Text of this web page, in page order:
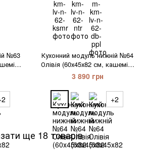
№63
Кухонний модуль нижній №64
Олівія (60х45х82 см, кашемір)
IMI
3 890 грн
+2
ще 18 товарів